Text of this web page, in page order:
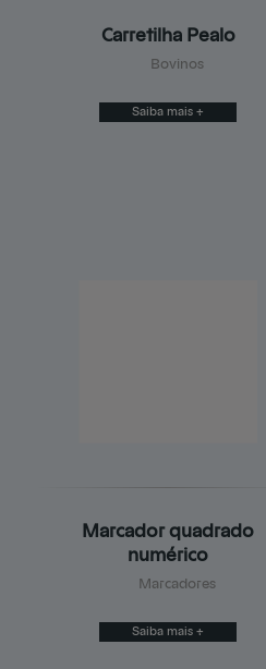
Carretilha Pealo
Bovinos
Saiba mais +
Marcador quadrado
numérico
Marcadores
Saiba mais +